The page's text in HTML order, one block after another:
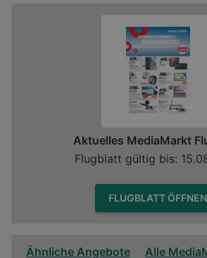
Aktuelles MediaMarkt
Flugblatt gültig bis:
FLUGBLATT ÖFFNEN
Ähnliche Angebote Alle